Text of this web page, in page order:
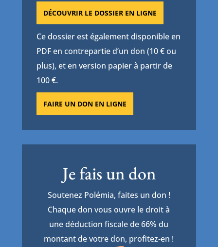
DÉCOUVRIR LE DOSSIER EN LIGNE
Ce dossier est également disponible en
PDF en contrepartie d’un don (10 € ou
plus), et en version papier à partir de
100 €.
FAIRE UN DON EN LIGNE
Je fais un don
Soutenez Polémia, faites un don !
Chaque don vous ouvre le droit à
une déduction fiscale de 66% du
montant de votre don, profitez-en !